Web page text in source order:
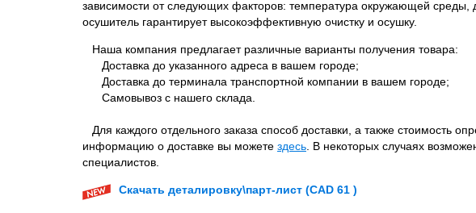
зависимости от следующих факторов: температура окружающей среды,
осушитель гарантирует высокоэффективную очистку и осушку.
Наша компания предлагает различные варианты получения товара:
Доставка до указанного адреса в вашем городе;
Доставка до терминала транспортной компании в вашем городе;
Самовывоз с нашего склада.
Для каждого отдельного заказа способ доставки, а также стоимость
информацию о доставке вы можете здесь . В некоторых случаях
специалистов.
Скачать деталировку\парт-лист (CAD 61 )